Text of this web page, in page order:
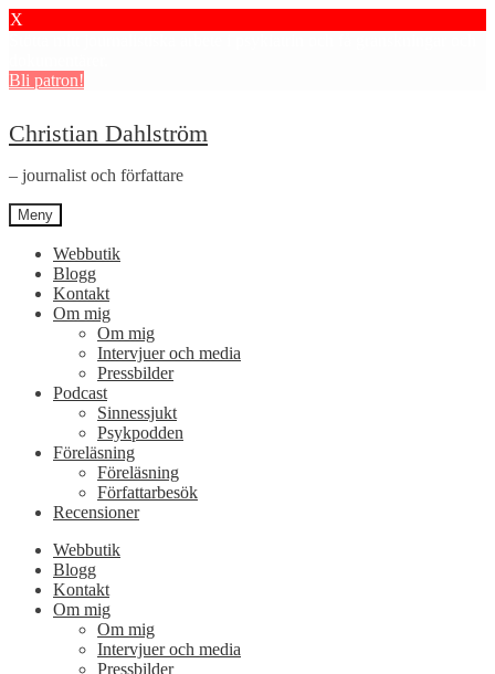
X
Bli patron!
Hoppa
till
navigering
Hoppa
till
innehåll
Christian Dahlström
– journalist och författare
Meny
Webbutik
Blogg
Kontakt
Om mig
Om mig
Intervjuer och media
Pressbilder
Podcast
Sinnessjukt
Psykpodden
Föreläsning
Föreläsning
Författarbesök
Recensioner
Webbutik
Blogg
Kontakt
Om mig
Om mig
Intervjuer och media
Pressbilder